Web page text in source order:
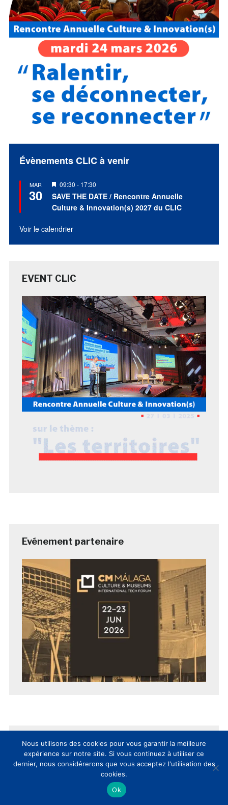
Évènements CLIC à venir
MAR
30
Mis
en
avant
09:30 - 17:30
SAVE THE DATE / Rencontre Annuelle
Culture & Innovation(s) 2027 du CLIC
Voir le calendrier
EVENT CLIC
Evénement partenaire
EVENT CLIC
Nous utilisons des cookies pour vous garantir la meilleure
expérience sur notre site. Si vous continuez à utiliser ce
dernier, nous considérerons que vous acceptez l'utilisation des
cookies.
Ok